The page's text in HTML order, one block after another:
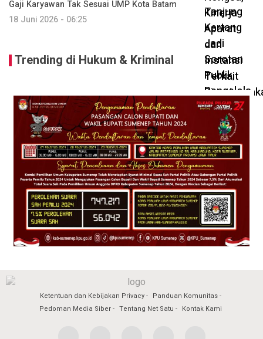
Gaji Karyawan Tak Sesuai UMP Kota Batam
18 Juni 2026 - 06:25
Trending di Hukum & Kriminal
Ketentuan dan Kebijakan Privacy
Panduan Komunitas
Pedoman Media Siber
Tentang Net Satu Kontak Kami